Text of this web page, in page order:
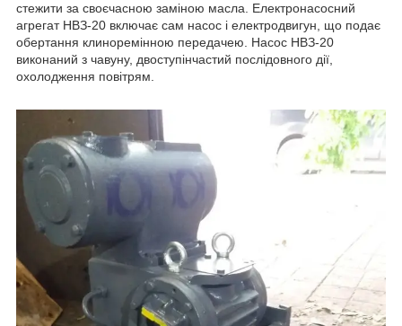
стежити за своєчасною заміною масла. Електронасосний
агрегат НВЗ-20 включає сам насос і електродвигун, що подає
обертання клиноремінною передачею. Насос НВЗ-20
виконаний з чавуну, двоступінчастий послідовного дії,
охолодження повітрям.